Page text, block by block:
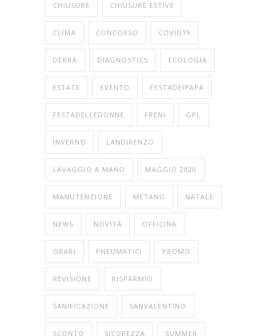
CHIUSURE CHIUSURE ESTIVE
CLIMA CONCORSO COVID19
DEKRA DIAGNOSTICS ECOLOGIA
ESTATE EVENTO FESTADEIPAPA
FESTADELLEDONNE FRENI GPL
INVERNO LANDIRENZO
LAVAGGIO A MANO MAGGIO 2020
MANUTENZIONE METANO NATALE
NEWS NOVITÀ OFFICINA
ORARI PNEUMATICI PROMO
REVISIONE RISPARMIO
SANIFICAZIONE SANVALENTINO
SCONTO SICUREZZA SUMMER